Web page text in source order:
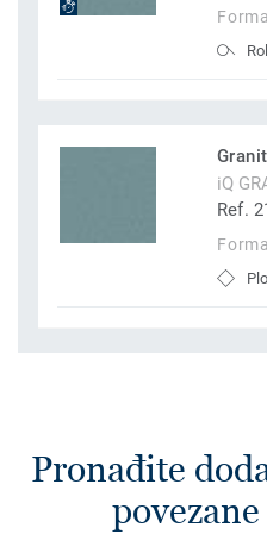
iQ
Ref.
Pronađite